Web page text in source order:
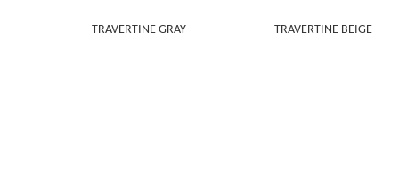
TRAVERTINE BEIGE
TRAVERTINE GRAY